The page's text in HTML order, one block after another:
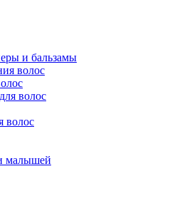
и бальзамы
волос
волос
волос
малышей